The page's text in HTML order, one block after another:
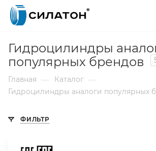
Гидроцилиндры
популярных брендов
Главная — Каталог —
Гидроцилиндры аналоги популярных
ФИЛЬТР